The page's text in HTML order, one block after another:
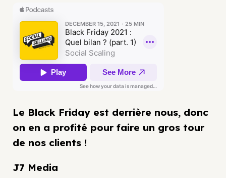
Le Black Friday est derrière nous, donc
on en a profité pour faire un gros tour
de nos clients !
J7 Media